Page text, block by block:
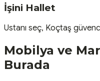
İşini Hallet
Ustanı seç, Koçtaş
Mobilya ve
Burada